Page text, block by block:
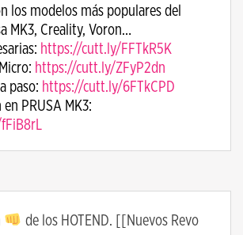
los modelos más populares del
MK3, Creality, Voron…
https://cutt.ly/FFTkR5K
https://cutt.ly/ZFyP2dn
paso: https://cutt.ly/6FTkCPD
en PRUSA MK3:
de los HOTEND. [[Nuevos Revo